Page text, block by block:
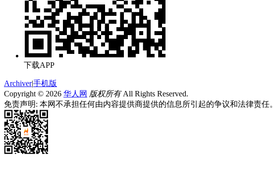
下载APP
Archiver|手机版
Copyright © 2026 华人网 版权所有All Rights Reserved.
免责声明: 本网不承担任何由内容提供商提供的信息所引起的争议和法律责任。